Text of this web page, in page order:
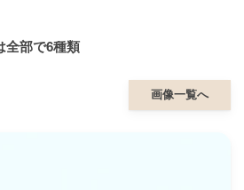
全部で6種類
画像一覧へ